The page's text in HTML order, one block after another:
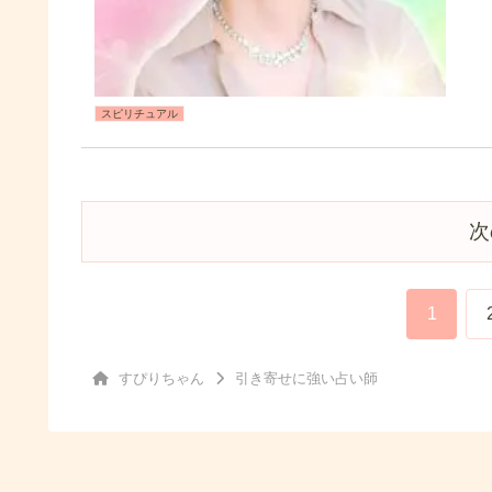
スピリチュアル
1
すぴりちゃん 引き寄せに強い占い師